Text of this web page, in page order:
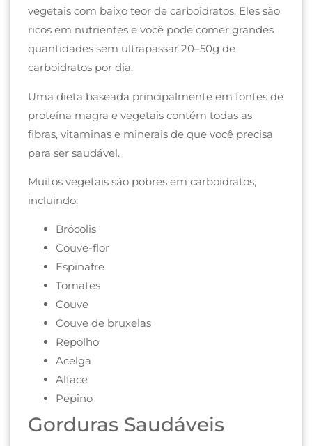
vegetais com baixo teor de carboidratos. Eles são
ricos em nutrientes e você pode comer grandes
quantidades sem ultrapassar 20–50g de
carboidratos por dia.
Uma dieta baseada principalmente em fontes de
proteína magra e vegetais contém todas as
fibras, vitaminas e minerais de que você precisa
para ser saudável.
Muitos vegetais são pobres em carboidratos,
incluindo:
Brócolis
Couve-flor
Espinafre
Tomates
Couve
Couve de bruxelas
Repolho
Acelga
Alface
Pepino
Gorduras Saudáveis